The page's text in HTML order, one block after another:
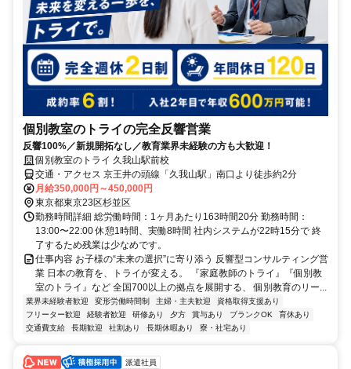
個別教室のトライの完全反響営業
反響100%／新規開拓なし／教育業界未経験の方も大歓迎！
個別教室のトライ 久我山駅前校
交通・アクセス 京王井の頭線「久我山駅」南口より徒歩約2分
月給350,000円～450,000円
東京都東京23区杉並区
勤務時間詳細 総労働時間：1ヶ月あたり163時間20分 勤務時間：
13:00〜22:00 休憩1時間、実働8時間 社内システムが22時15分で 終
了するため残業は少なめです。
仕事内容 お子様の“未来の選択”に寄り添う 反響型コンサルティング営
業 日本の教育を、トライが変える。 『家庭教師のトライ』『個別教
室のトライ』など 全国700以上の拠点を展開する、 個別教育のリー...
業界未経験者歓迎 変形労働時間制 主婦・主夫歓迎
資格取得支援あり
フリーター歓迎
経験者歓迎 研修あり 夕方 賞与あり ブランクOK
育休あり
交通費支給
長期歓迎 社割あり 長期休暇あり 寮・社宅あり
派遣社員